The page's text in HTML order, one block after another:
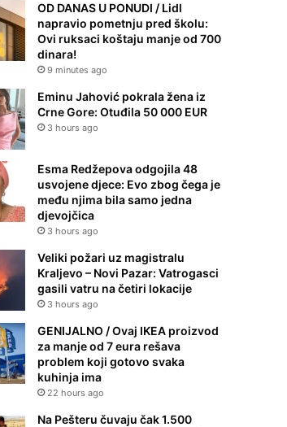
OD DANAS U PONUDI / Lidl
napravio pometnju pred školu:
Ovi ruksaci koštaju manje od 700
dinara!
9 minutes ago
Eminu Jahović pokrala žena iz
Crne Gore: Otuđila 50 000 EUR
3 hours ago
Esma Redžepova odgojila 48
usvojene djece: Evo zbog čega je
među njima bila samo jedna
djevojčica
3 hours ago
Veliki požari uz magistralu
Kraljevo – Novi Pazar: Vatrogasci
gasili vatru na četiri lokacije
3 hours ago
GENIJALNO / Ovaj IKEA proizvod
za manje od 7 eura rešava
problem koji gotovo svaka
kuhinja ima
22 hours ago
Na Pešteru čuvaju čak 1.500